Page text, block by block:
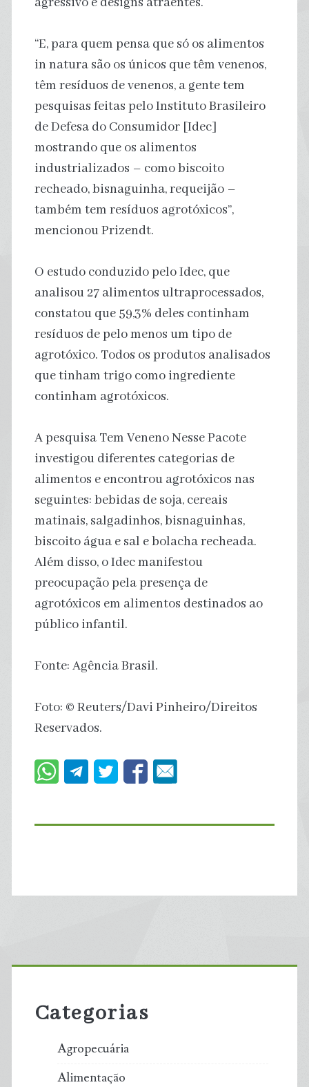
“E, para quem pensa que só os alimentos
in natura são os únicos que têm venenos,
têm resíduos de venenos, a gente tem
pesquisas feitas pelo Instituto Brasileiro
de Defesa do Consumidor [Idec]
mostrando que os alimentos
industrializados – como biscoito
recheado, bisnaguinha, requeijão –
também tem resíduos agrotóxicos”,
mencionou Prizendt.
O estudo conduzido pelo Idec, que
analisou 27 alimentos ultraprocessados,
constatou que 59,3% deles continham
resíduos de pelo menos um tipo de
agrotóxico. Todos os produtos analisados
que tinham trigo como ingrediente
continham agrotóxicos.
A pesquisa Tem Veneno Nesse Pacote
investigou diferentes categorias de
alimentos e encontrou agrotóxicos nas
seguintes: bebidas de soja, cereais
matinais, salgadinhos, bisnaguinhas,
biscoito água e sal e bolacha recheada.
Além disso, o Idec manifestou
preocupação pela presença de
agrotóxicos em alimentos destinados ao
público infantil.
Fonte: Agência Brasil.
Foto: © Reuters/Davi Pinheiro/Direitos
Reservados.
Primary
Sidebar
Categorias
Agropecuária
Alimentação